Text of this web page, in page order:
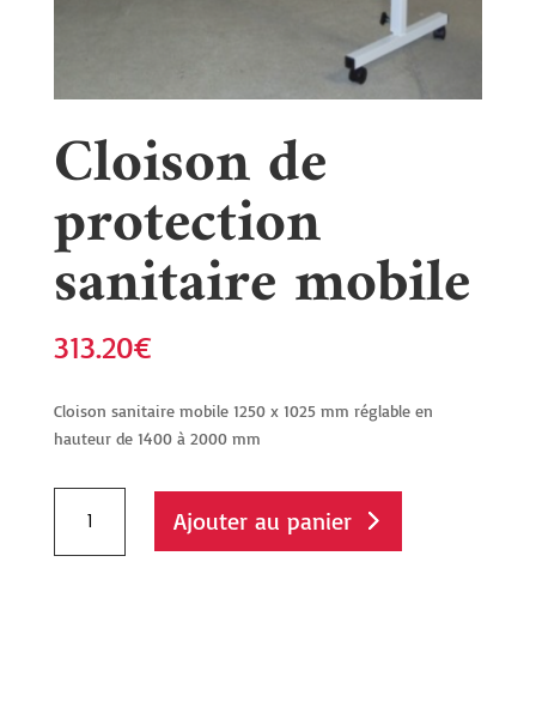
Cloison de
protection
sanitaire mobile
313.20€
Cloison sanitaire mobile 1250 x 1025 mm réglable en
hauteur de 1400 à 2000 mm
Cloison
Ajouter au panier